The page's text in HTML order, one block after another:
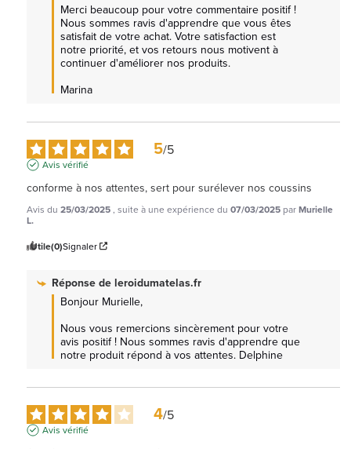
Merci beaucoup pour votre commentaire positif !
Nous sommes ravis d'apprendre que vous êtes
satisfait de votre achat. Votre satisfaction est
notre priorité, et vos retours nous motivent à
continuer d'améliorer nos produits.
Marina
5/5
Avis vérifié
conforme à nos attentes, sert pour surélever nos coussins
Avis du 25/03/2025, suite à une expérience du 07/03/2025 parMurielle
L.
Utile(0)Signaler
Réponse deleroidumatelas.fr
Bonjour Murielle,
Nous vous remercions sincèrement pour votre
avis positif ! Nous sommes ravis d'apprendre que
notre produit répond à vos attentes. Delphine
4/5
Avis vérifié